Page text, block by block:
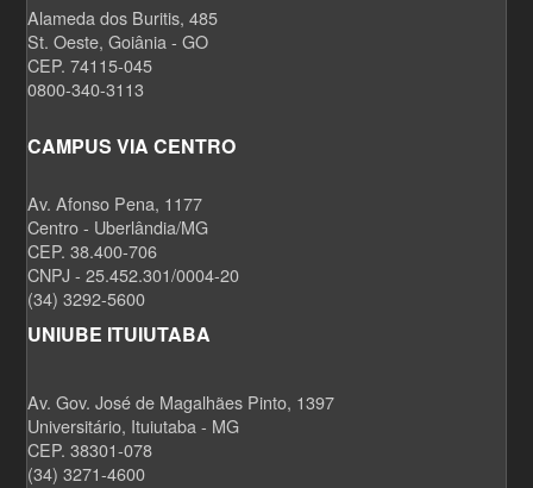
Alameda dos Buritis, 485
St. Oeste, Goiânia - GO
CEP. 74115-045
0800-340-3113
CAMPUS VIA CENTRO
Av. Afonso Pena, 1177
Centro - Uberlândia/MG
CEP. 38.400-706
CNPJ - 25.452.301/0004-20
(34) 3292-5600
UNIUBE ITUIUTABA
Av. Gov. José de Magalhães Pinto, 1397
Universitário, Ituiutaba - MG
CEP. 38301-078
(34) 3271-4600